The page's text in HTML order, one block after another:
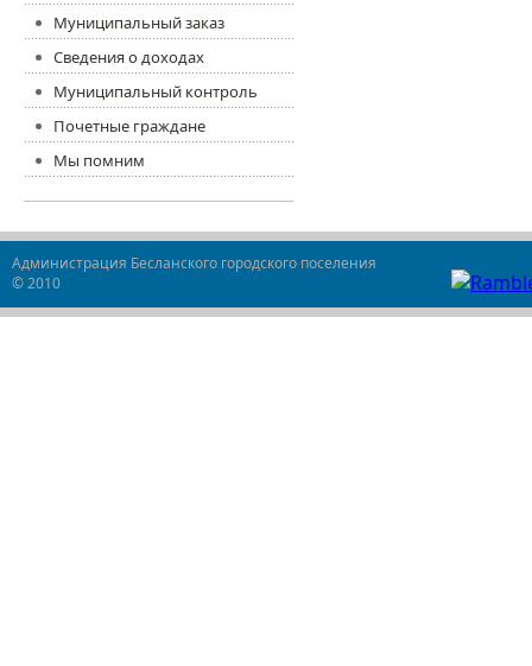
Муниципальный заказ
Сведения о доходах
Муниципальный контроль
Почетные граждане
Мы помним
Администрация Бесланского городского поселения
© 2010